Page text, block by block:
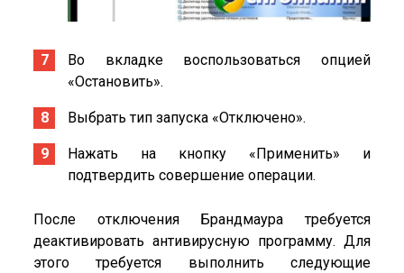
Во вкладке воспользоваться опцией
«Остановить».
Выбрать тип запуска «Отключено».
Нажать на кнопку «Применить» и
подтвердить совершение операции.
После отключения Брандмаура требуется
деактивировать антивирусную программу. Для
этого требуется выполнить следующие